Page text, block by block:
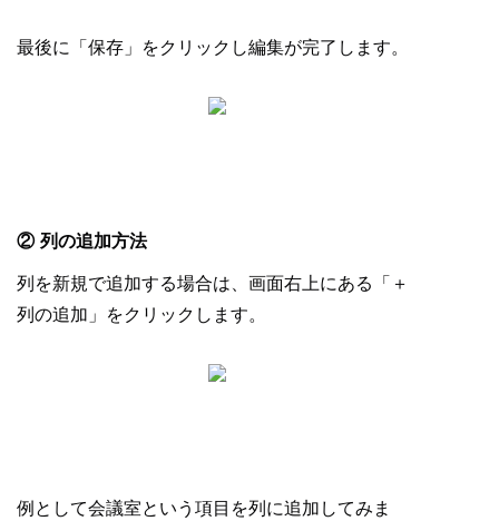
最後に「保存」をクリックし編集が完了します。
② 列の追加方法
列を新規で追加する場合は、画面右上にある「＋
列の追加」をクリックします。
例として会議室という項目を列に追加してみま